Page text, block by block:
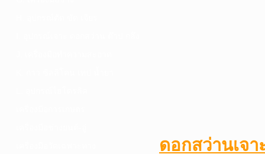
ดอกสว่านเจา